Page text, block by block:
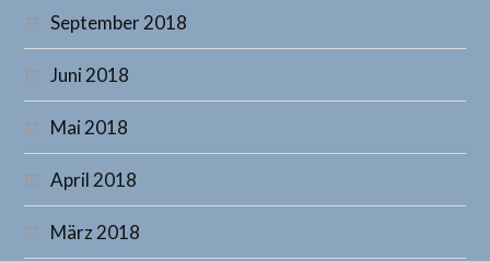
September 2018
Juni 2018
Mai 2018
April 2018
März 2018